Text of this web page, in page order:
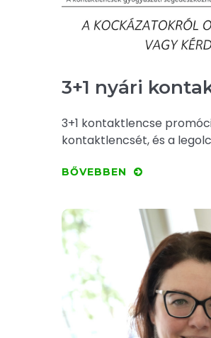
3+1 nyári
3+1 kontaktlencse
kontaktlencsét, és a
BŐVEBBEN